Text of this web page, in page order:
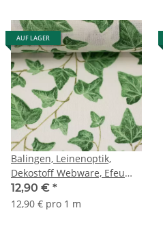
AUF LAGER
Balingen, Leinenoptik,
Dekostoff Webware, Efeu
grün/natur
12,90 € *
12,90 € pro 1 m